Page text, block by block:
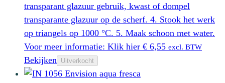
transparant glazuur gebruik, kwast of dompel
transparante glazuur op de scherf. 4. Stook het werk
op triangels op 1000 °C. 5. Maak schoon met water.
Voor meer informatie: Klik hier € 6,55 excl. BTW
Bekijken Uitverkocht